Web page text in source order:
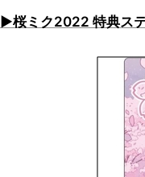
▶桜ミク2022 特典ス